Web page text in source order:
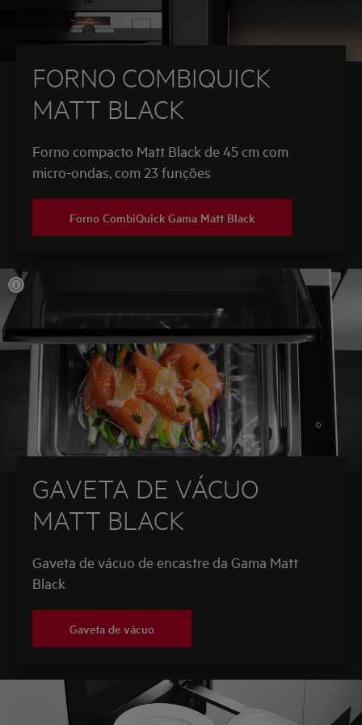
FORNO COMBIQUICK
MATT BLACK
Forno compacto Matt Black de 45 cm com
micro-ondas, com 23 funções
Forno CombiQuick Gama Matt Black
GAVETA DE VÁCUO
MATT BLACK
Gaveta de vácuo de encastre da Gama Matt
Black
Gaveta de vácuo